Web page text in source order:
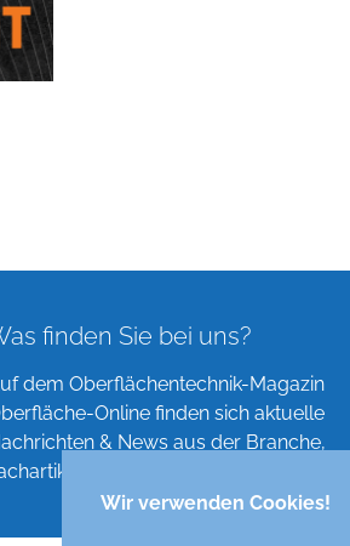
Wir verwenden Cookies!
finden Sie bei uns?
dem Oberflächentechnik-Magazin
Online finden sich aktuelle
& News aus der Branche,
Verzeichnisse und mehr!